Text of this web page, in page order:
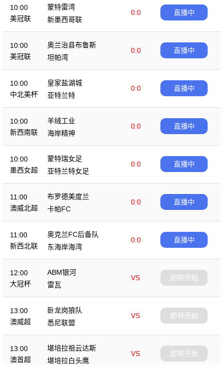
10:00
美冠联
蒙特雷湾
0:0
新墨西哥联
直播中
10:00
美冠联
奥兰治县布鲁斯
0:0
坦帕湾
直播中
10:00
中北美杯
皇家盐湖城
0:0
亚特兰特
直播中
10:00
新西南联
羊绒工业
0:0
海岸精神
直播中
10:00
墨西女超
蒙特瑞女足
0:0
亚特兰特女足
直播中
11:00
澳威北超
布罗德美度兰
0:0
卡帕FC
直播中
11:00
新西北联
奥克兰FC后备队
0:0
东海岸海湾
直播中
12:00
大冠杯
ABM银河
VS
雷瓦
即将开始
13:00
澳威超
卧龙岗狼队
VS
悉尼联盟
即将开始
13:00
澳首超
堪培拉祖云达斯
VS
堪培拉白头鹰
即将开始